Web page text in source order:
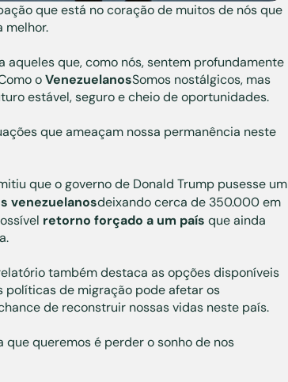
que está no coração de muitos de nós que
melhor.
aqueles que, como nós, sentem profundamente
oVenezuelanosSomos nostálgicos, mas
estável, seguro e cheio de oportunidades.
que ameaçam nossa permanência neste
que o governo de Donald Trump pusesse um
venezuelanosdeixando cerca de 350.000 em
retorno forçado a um país que ainda
também destaca as opções disponíveis
políticas de migração pode afetar os
de reconstruir nossas vidas neste país.
queremos é perder o sonho de nos